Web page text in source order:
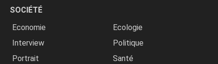
SOCIÉTÉ
Economie
Ecologie
Interview
Politique
Portrait
Santé